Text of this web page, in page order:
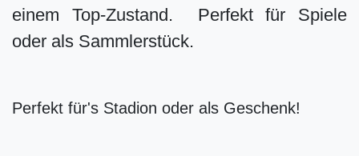
einem Top-Zustand. Perfekt für Spiele
oder als Sammlerstück.
Perfekt für's Stadion oder als Geschenk!